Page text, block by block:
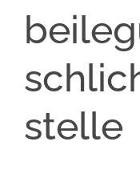
stelle